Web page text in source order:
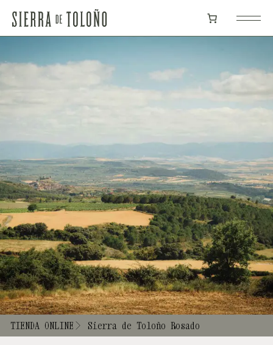
TIENDA ONLINE Sierra de Toloño Rosado